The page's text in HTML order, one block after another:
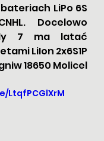
LiPo 6S
Docelowo
7 ma latać
LiIon 2x6S1P
18650 Molicel
LtqfPCGlXrM